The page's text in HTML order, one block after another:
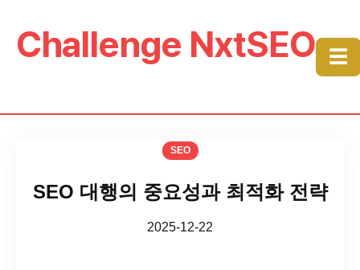
Challenge NxtSEO ☰
SEO
SEO 대행의 중요성과 최적화 전략
2025-12-22